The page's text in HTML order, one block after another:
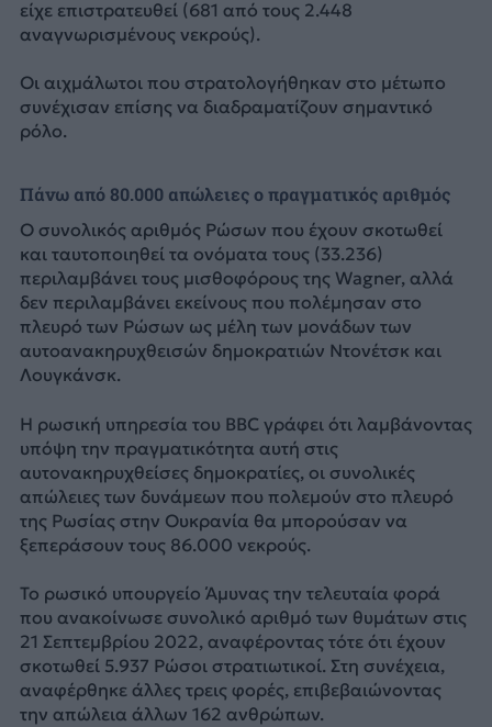
είχε επιστρατευθεί (681 από τους 2.448
αναγνωρισμένους νεκρούς).
Οι αιχμάλωτοι που στρατολογήθηκαν στο μέτωπο
συνέχισαν επίσης να διαδραματίζουν σημαντικό
ρόλο.
Πάνω από 80.000 απώλειες ο πραγματικός αριθμός
Ο συνολικός αριθμός Ρώσων που έχουν σκοτωθεί
και ταυτοποιηθεί τα ονόματα τους (33.236)
περιλαμβάνει τους μισθοφόρους της Wagner, αλλά
δεν περιλαμβάνει εκείνους που πολέμησαν στο
πλευρό των Ρώσων ως μέλη των μονάδων των
αυτοανακηρυχθεισών δημοκρατιών Ντονέτσκ και
Λουγκάνσκ.
Η ρωσική υπηρεσία του BBC γράφει ότι λαμβάνοντας
υπόψη την πραγματικότητα αυτή στις
αυτονακηρυχθείσες δημοκρατίες, οι συνολικές
απώλειες των δυνάμεων που πολεμούν στο πλευρό
της Ρωσίας στην Ουκρανία θα μπορούσαν να
ξεπεράσουν τους 86.000 νεκρούς.
Το ρωσικό υπουργείο Άμυνας την τελευταία φορά
που ανακοίνωσε συνολικό αριθμό των θυμάτων στις
21 Σεπτεμβρίου 2022, αναφέροντας τότε ότι έχουν
σκοτωθεί 5.937 Ρώσοι στρατιωτικοί. Στη συνέχεια,
αναφέρθηκε άλλες τρεις φορές, επιβεβαιώνοντας
την απώλεια άλλων 162 ανθρώπων.